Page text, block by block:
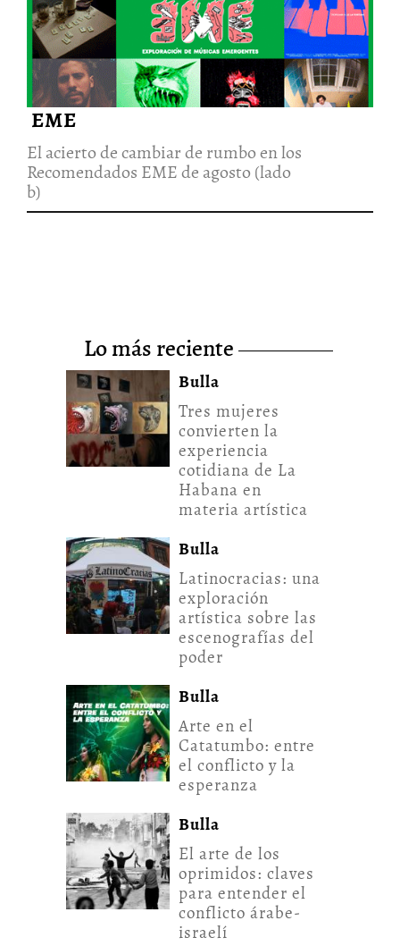
El acierto de cambiar de rumbo
en los Recomendados EME de
agosto (lado b)
6/Sep/2022
EME
El acierto de cambiar de rumbo en los
Recomendados EME de agosto (lado
b)
lo más reciente
Bulla
Tres mujeres
convierten la
experiencia
cotidiana de La
Habana en
materia artística
Bulla
Latinocracias: una
exploración
artística sobre las
escenografías del
poder
Bulla
Arte en el
Catatumbo: entre
el conflicto y la
esperanza
Bulla
El arte de los
oprimidos: claves
para entender el
conflicto árabe-
israelí